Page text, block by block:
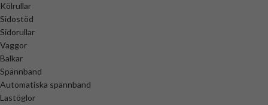
Kölrullar
Sidostöd
Sidorullar
Vaggor
Balkar
Spännband
Automatiska spännband
Lastöglor